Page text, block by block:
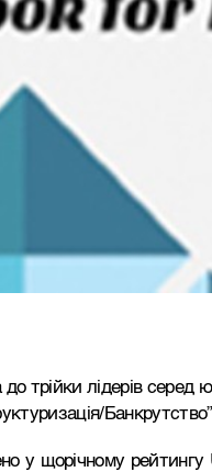
трійки лідерів серед
у щорічному